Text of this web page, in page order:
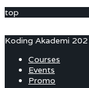
top
Koding Akademi
Courses
Events
Promo